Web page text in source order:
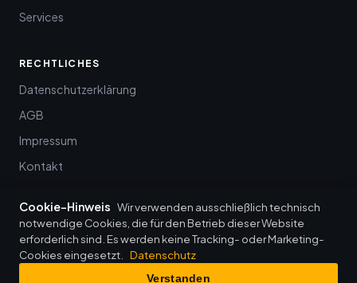
Services
RECHTLICHES
Datenschutzerklärung
AGB
Impressum
Kontakt
© 2026 baumann it-management · Wenkheim
Datenschutz·Impressum·AGB·Login
Cookie-Hinweis Wir verwenden ausschließlich technisch
notwendige Cookies, die für den Betrieb dieser Website
erforderlich sind. Es werden keine Tracking- oder Marketing-
Cookies eingesetzt.
Datenschutz
Verstanden